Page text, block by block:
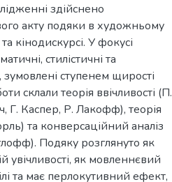
здійснено
акту подяки в художньому
кінодискурсі. У фокусі
стилістичні та
ступенем щирості
склали теорія ввічливості (П.
Г. Каспер, Р. Лакофф), теорія
та конверсаційний аналіз
Подяку розглянуто як
увічливості, як мовленнєвий
та має перлокутивний ефект,